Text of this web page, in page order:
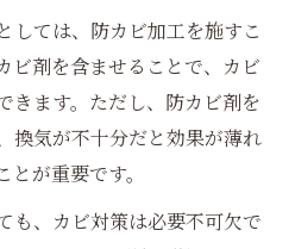
しては、防カビ加工を施すこ
ビ剤を含ませることで、カビ
きます。ただし、防カビ剤を
換気が不十分だと効果が薄れ
が重要です。
も、カビ対策は必要不可欠で